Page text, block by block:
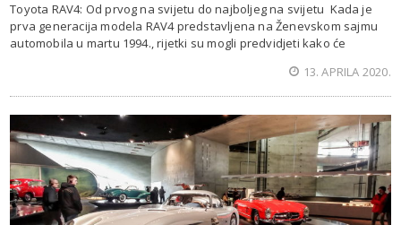
Toyota RAV4: Od prvog na svijetu do najboljeg na svijetu Kada je
prva generacija modela RAV4 predstavljena na Ženevskom sajmu
automobila u martu 1994., rijetki su mogli predvidjeti kako će
13. APRILA 2020.